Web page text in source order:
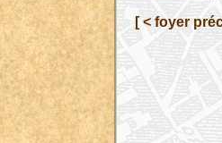
[ < foyer